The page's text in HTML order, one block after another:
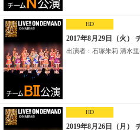
HD
2017年8月29日（火）
出演者：石塚朱莉 清水里
HD
2019年8月26日（月）